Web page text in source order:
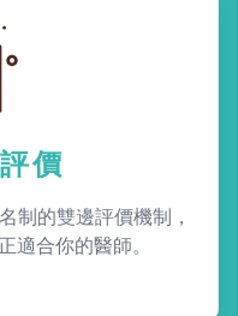
價
制的雙邊評價機制，
適合你的醫師。